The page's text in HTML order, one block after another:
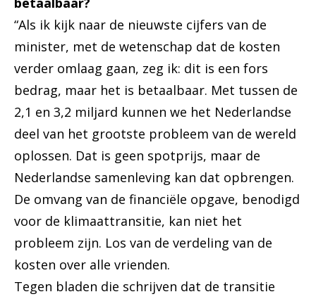
“Als ik kijk naar de nieuwste cijfers van de
minister, met de wetenschap dat de kosten
verder omlaag gaan, zeg ik: dit is een fors
bedrag, maar het is betaalbaar. Met tussen de
2,1 en 3,2 miljard kunnen we het Nederlandse
deel van het grootste probleem van de wereld
oplossen. Dat is geen spotprijs, maar de
Nederlandse samenleving kan dat opbrengen.
De omvang van de financiële opgave, benodigd
voor de klimaattransitie, kan niet het
probleem zijn. Los van de verdeling van de
kosten over alle vrienden.
Tegen bladen die schrijven dat de transitie